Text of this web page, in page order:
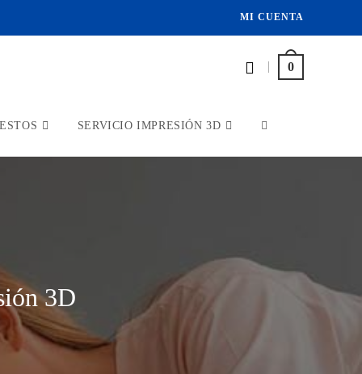
MI CUENTA
| 0
SERVICIO IMPRESIÓN 3D
3D